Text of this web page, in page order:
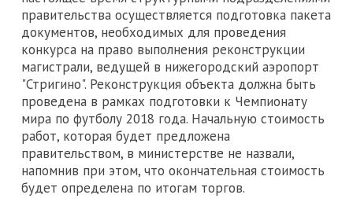
правительства осуществляется подготовка пакета
документов, необходимых для проведения
конкурса на право выполнения реконструкции
магистрали, ведущей в нижегородский аэропорт
"Стригино". Реконструкция объекта должна быть
проведена в рамках подготовки к Чемпионату
мира по футболу 2018 года. Начальную стоимость
работ, которая будет предложена
правительством, в министерстве не назвали,
напомнив при этом, что окончательная стоимость
будет определена по итогам торгов.